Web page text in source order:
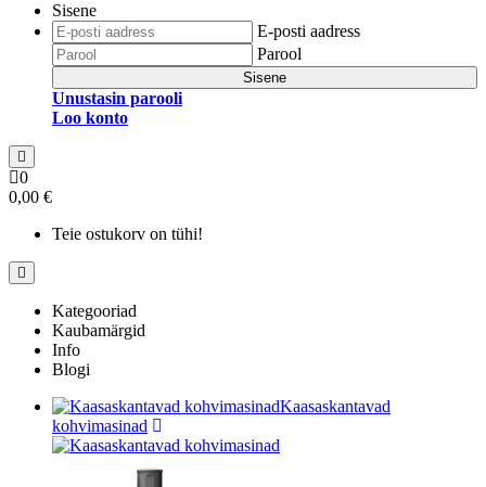
Sisene
E-posti aadress
Parool
Sisene
Unustasin parooli
Loo konto
0
0,00 €
Teie ostukorv on tühi!
Kategooriad
Kaubamärgid
Info
Blogi
Kaasaskantavad
kohvimasinad